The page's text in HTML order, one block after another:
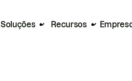
Soluções Recursos